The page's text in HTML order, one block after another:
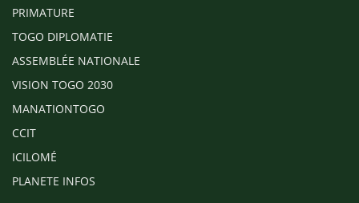
PRIMATURE
TOGO DIPLOMATIE
ASSEMBLÉE NATIONALE
VISION TOGO 2030
MANATIONTOGO
CCIT
ICILOMÉ
PLANETE INFOS